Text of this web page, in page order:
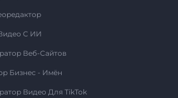
С ИИ
Веб-Сайтов
Бизнес - Имён
Видео Для TikTok